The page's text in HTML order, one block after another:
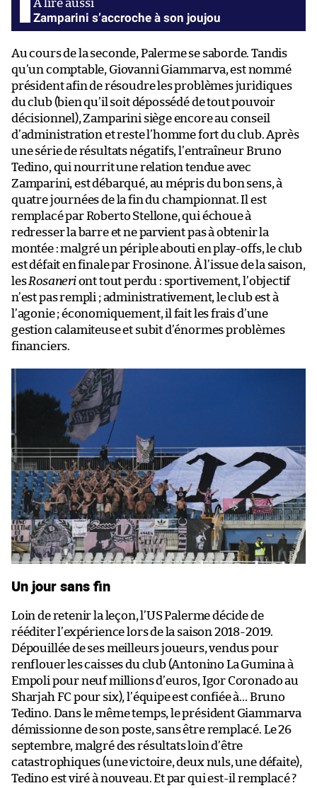
Zamparini s’accroche à son joujou
Au cours de la seconde, Palerme se saborde. Tandis
qu’un comptable, Giovanni Giammarva, est nommé
président afin de résoudre les problèmes juridiques
du club (bien qu’il soit dépossédé de tout pouvoir
décisionnel), Zamparini siège encore au conseil
d’administration et reste l’homme fort du club. Après
une série de résultats négatifs, l’entraîneur Bruno
Tedino, qui nourrit une relation tendue avec
Zamparini, est débarqué, au mépris du bon sens, à
quatre journées de la fin du championnat. Il est
remplacé par Roberto Stellone, qui échoue à
redresser la barre et ne parvient pas à obtenir la
montée : malgré un périple abouti en play-offs, le club
est défait en finale par Frosinone. À l’issue de la saison,
lesRosaneriont tout perdu : sportivement, l’objectif
n’est pas rempli ; administrativement, le club est à
l’agonie ; économiquement, il fait les frais d’une
gestion calamiteuse et subit d’énormes problèmes
financiers.
Un jour sans fin
Loin de retenir la leçon, l’US Palerme décide de
rééditer l’expérience lors de la saison 2018-2019.
Dépouillée de ses meilleurs joueurs, vendus pour
renflouer les caisses du club (Antonino La Gumina à
Empoli pour neuf millions d’euros, Igor Coronado au
Sharjah FC pour six), l’équipe est confiée à… Bruno
Tedino. Dans le même temps, le président Giammarva
démissionne de son poste, sans être remplacé. Le 26
septembre, malgré des résultats loin d’être
catastrophiques (une victoire, deux nuls, une défaite),
Tedino est viré à nouveau. Et par qui est-il remplacé ?